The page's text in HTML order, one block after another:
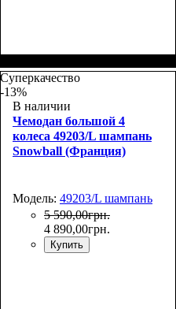
76х51х31+5
Суперкачество
-13%
В наличии
Чемодан большой 4
колеса 49203/L шампань
Snowball (Франция)
Модель: 49203/L шампань
5 590,00грн.
4 890,00грн.
Купить